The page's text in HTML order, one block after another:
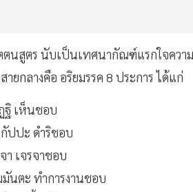
นสูตร นับเป็นเทศนากัณฑ์แรกใจควา
ายกลางคือ อริยมรรค 8 ประการ ได้แก่
เห็นชอบ
ปะ ดำริชอบ
เจรจาชอบ
ะ ทำการงานชอบ